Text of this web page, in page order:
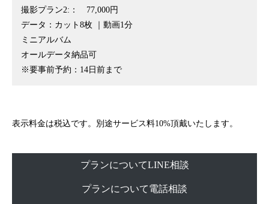
撮影プラン2:： 77,000円
データ：カット8枚 ｜動画1分
ミニアルバム
オールデータ納品可
※要事前予約：14日前まで
表示料金は税込です。別途サービス料10%頂戴いたします。
プランについてLINE相談
プランについて電話相談